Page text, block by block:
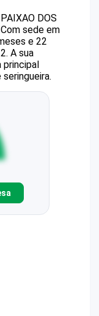
DOS
Com sede em
e 22
A sua
principal